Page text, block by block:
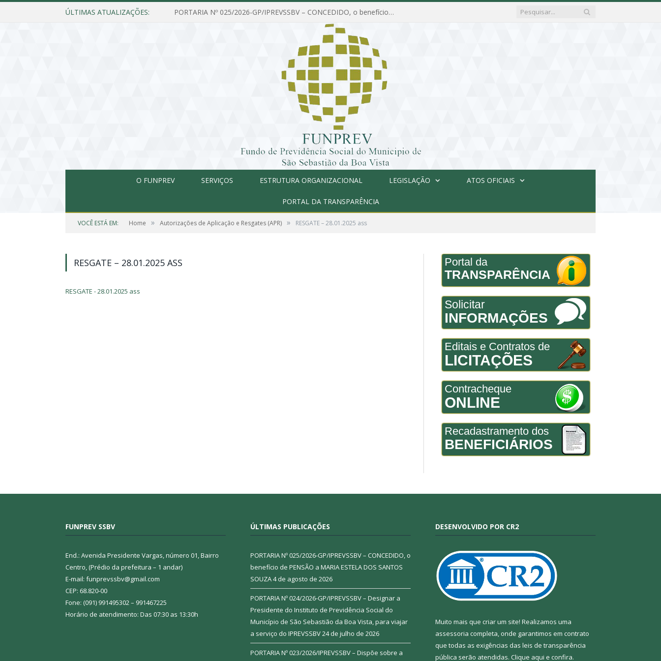
ÚLTIMAS ATUALIZAÇÕES: PORTARIA Nº 025/2026-GP/IPREVSSBV – CONCEDIDO, o benefício de PENSÃO a MARIA ESTELA DOS SANTOS SOUZA
O FUNPREV SERVIÇOS ESTRUTURA ORGANIZACIONAL LEGISLAÇÃO ATOS OFICIAIS
PORTAL DA TRANSPARÊNCIA
VOCÊ ESTÁ EM: Home » Autorizações de Aplicação e Resgates (APR) » RESGATE – 28.01.2025 ass
RESGATE – 28.01.2025 ASS
RESGATE - 28.01.2025 ass
Portal da
TRANSPARÊNCIA
Solicitar
INFORMAÇÕES
Editais e Contratos de
LICITAÇÕES
Contracheque
ONLINE
Recadastramento dos
BENEFICIÁRIOS
FUNPREV SSBV
End.: Avenida Presidente Vargas, número 01, Bairro
Centro, (Prédio da prefeitura – 1 andar)
E-mail: funprevssbv@gmail.com
CEP: 68.820-00
Fone: (091) 991495302 – 991467225
Horário de atendimento: Das 07:30 as 13:30h
ÚLTIMAS PUBLICAÇÕES
PORTARIA Nº 025/2026-GP/IPREVSSBV – CONCEDIDO, o
benefício de PENSÃO a MARIA ESTELA DOS SANTOS
SOUZA4 de agosto de 2026
PORTARIA Nº 024/2026-GP/IPREVSSBV – Designar a
Presidente do Instituto de Previdência Social do
Município de São Sebastião da Boa Vista, para viajar
a serviço do IPREVSSBV24 de julho de 2026
PORTARIA Nº 023/2026/IPREVSSBV – Dispõe sobre a
DESENVOLVIDO POR CR2
Muito mais que criar um site! Realizamos uma
assessoria completa, onde garantimos em contrato
que todas as exigências das leis de transparência
pública serão atendidas. Clique aqui e confira.